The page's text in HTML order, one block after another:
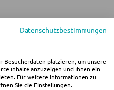
zzgl.Versandkostenund ggf.
angegeben.
Datenschutzbestimmungen
Besucherdaten platzieren, um unsere
Inhalte anzuzeigen und Ihnen ein
Für weitere Informationen zu
Sie die Einstellungen.